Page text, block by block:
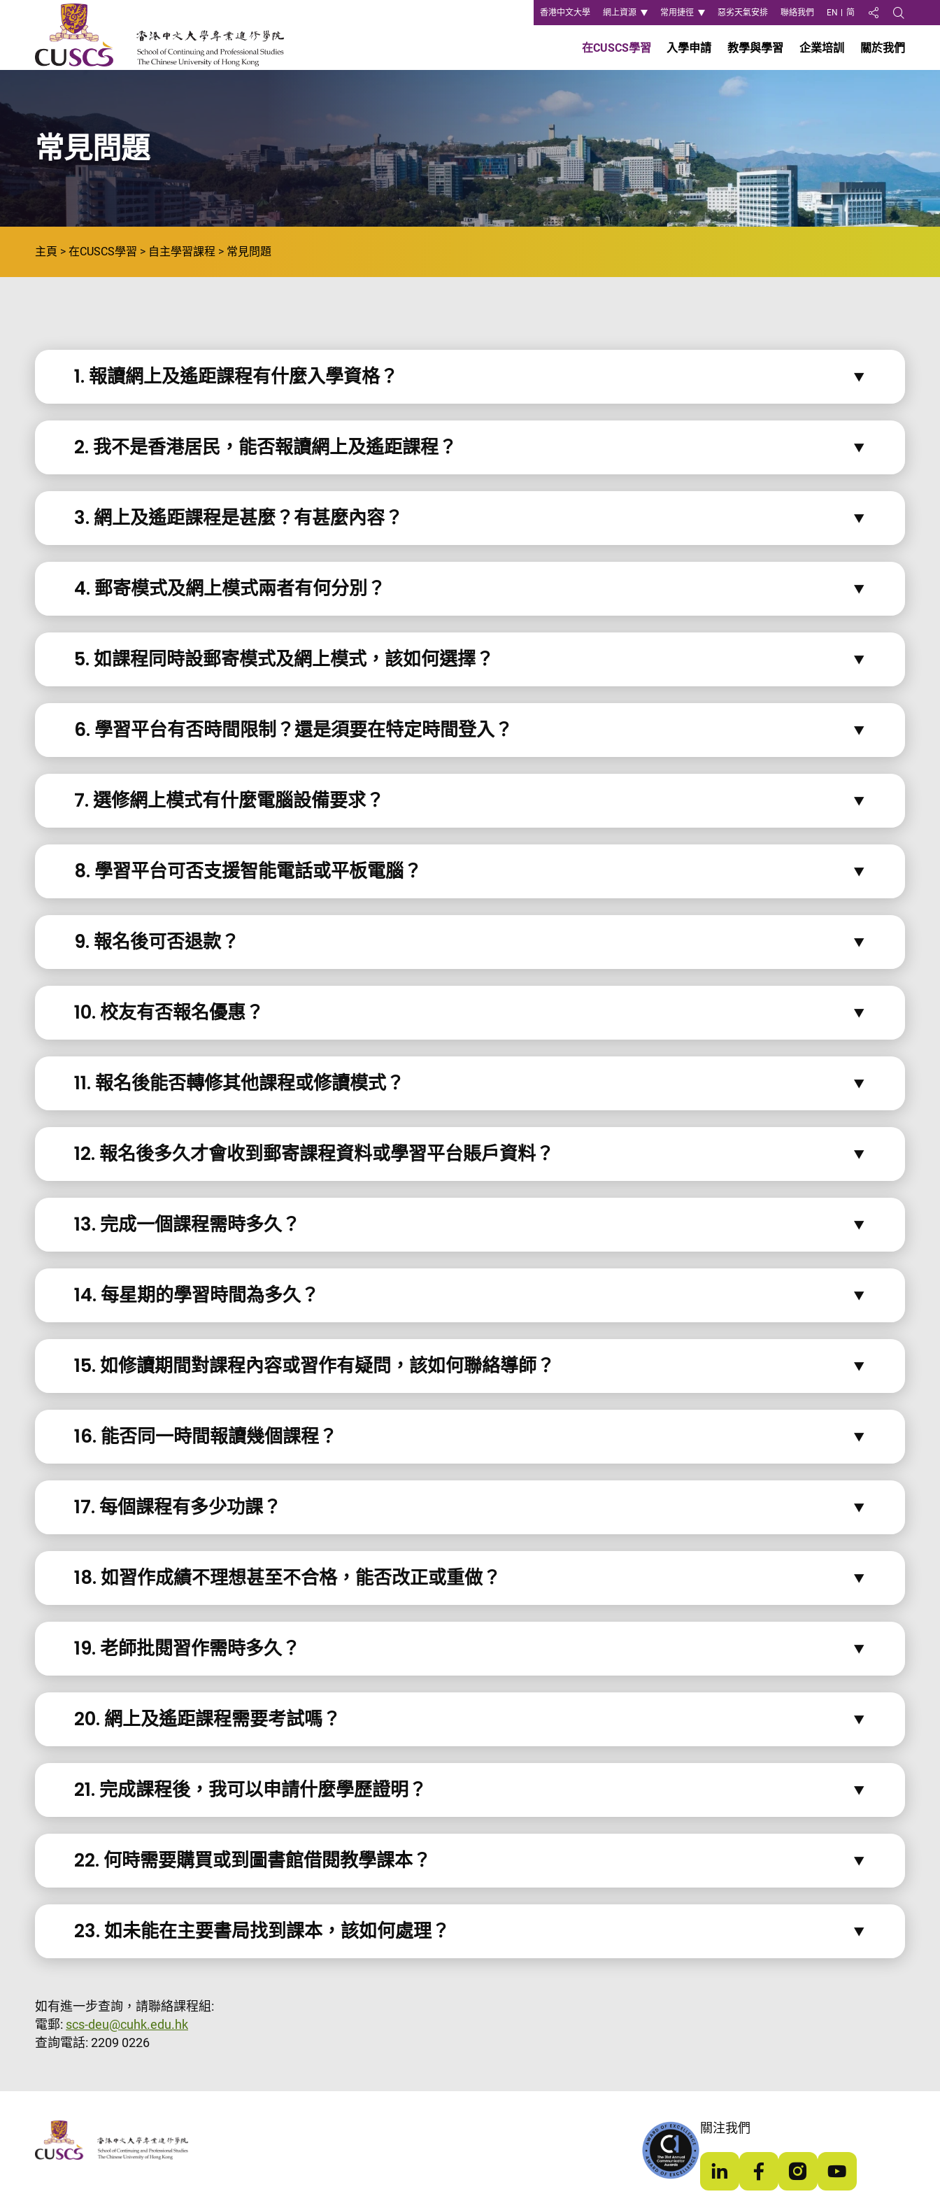
Skip to main content
The Chinese Univeristy of hong Kong 香港中文大學 網上資源 常用捷徑 惡劣天氣安排 聯絡我們 EN 简
分享至 Open
在CUSCS學習 入學申請 教學與學習 企業培訓 關於我們
常見問題
主頁 在CUSCS學習 自主學習課程 常見問題
1. 報讀網上及遙距課程有什麼入學資格？
2. 我不是香港居民，能否報讀網上及遙距課程？
3. 網上及遙距課程是甚麼？有甚麼內容？
4. 郵寄模式及網上模式兩者有何分別？
5. 如課程同時設郵寄模式及網上模式，該如何選擇？
6. 學習平台有否時間限制？還是須要在特定時間登入？
7. 選修網上模式有什麼電腦設備要求？
8. 學習平台可否支援智能電話或平板電腦？
9. 報名後可否退款？
10. 校友有否報名優惠？
11. 報名後能否轉修其他課程或修讀模式？
12. 報名後多久才會收到郵寄課程資料或學習平台賬戶資料？
13. 完成一個課程需時多久？
14. 每星期的學習時間為多久？
15. 如修讀期間對課程內容或習作有疑問，該如何聯絡導師？
16. 能否同一時間報讀幾個課程？
17. 每個課程有多少功課？
18. 如習作成績不理想甚至不合格，能否改正或重做？
19. 老師批閱習作需時多久？
20. 網上及遙距課程需要考試嗎？
21. 完成課程後，我可以申請什麼學歷證明？
22. 何時需要購買或到圖書館借閱教學課本？
23. 如未能在主要書局找到課本，該如何處理？
如有進一步查詢，請聯絡課程組:
電郵: scs-deu@cuhk.edu.hk
查詢電話: 2209 0226
The Chinese Univeristy of hong Kong 關注我們
LinkedInFacebookInstagramYouTube